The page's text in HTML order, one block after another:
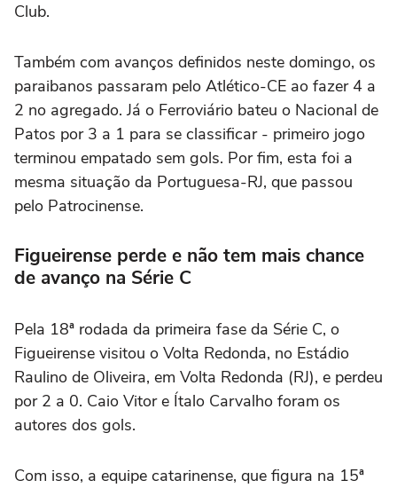
Club.
Também com avanços definidos neste domingo, os
paraibanos passaram pelo Atlético-CE ao fazer 4 a
2 no agregado. Já o Ferroviário bateu o Nacional de
Patos por 3 a 1 para se classificar - primeiro jogo
terminou empatado sem gols. Por fim, esta foi a
mesma situação da Portuguesa-RJ, que passou
pelo Patrocinense.
Figueirense perde e não tem mais chance
de avanço na Série C
Pela 18ª rodada da primeira fase da Série C, o
Figueirense visitou o Volta Redonda, no Estádio
Raulino de Oliveira, em Volta Redonda (RJ), e perdeu
por 2 a 0. Caio Vitor e Ítalo Carvalho foram os
autores dos gols.
Com isso, a equipe catarinense, que figura na 15ª